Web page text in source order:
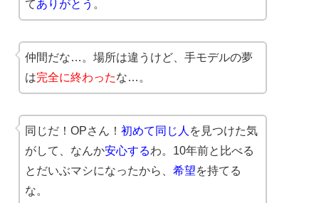
てありがとう 。
仲間だな…。場所は違うけど、手モデルの夢
は完全に終わったな…。
同じだ！OPさん！ 初めて同じ人 を見つけた気
がして、なんか安心するわ。10年前と比べる
とだいぶマシになったから、 希望を持てる
な。